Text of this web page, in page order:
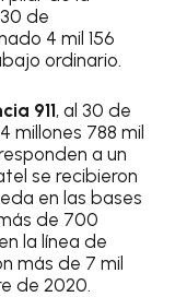
de
4 mil 156
ordinario.
911, al 30 de
millones 788 mil
a un
se recibieron
en las bases
de 700
la línea de
más de 7 mil
de 2020.